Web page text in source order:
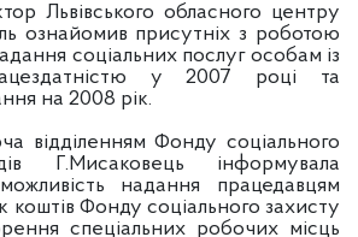
обласного центру
ознайомив присутніх з роботою
соціальних послуг особам із
у 2007 році та
на 2008 рік.
Фонду соціального
Г.Мисаковець інформувала
надання працедавцям
коштів Фонду соціального захисту
спеціальних робочих місць